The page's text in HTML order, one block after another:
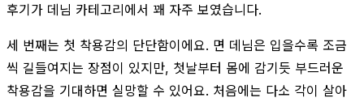
후기가 데님 카테고리에서 꽤 자주 보였습니다.
세 번째는 첫 착용감의 단단함이에요. 면 데님은 입을수록 조금
씩 길들여지는 장점이 있지만, 첫날부터 몸에 감기듯 부드러운
착용감을 기대하면 실망할 수 있어요. 처음에는 다소 각이 살아